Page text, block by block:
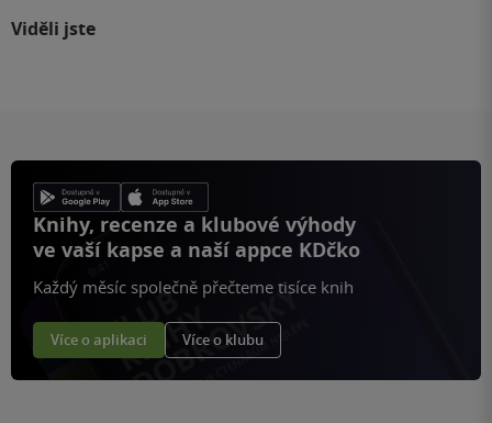
Viděli jste
Knihy, recenze a klubové výhody
ve vaší kapse a naší appce KDčko
Každý měsíc společně přečteme tisíce knih
Více o aplikaci Více o klubu